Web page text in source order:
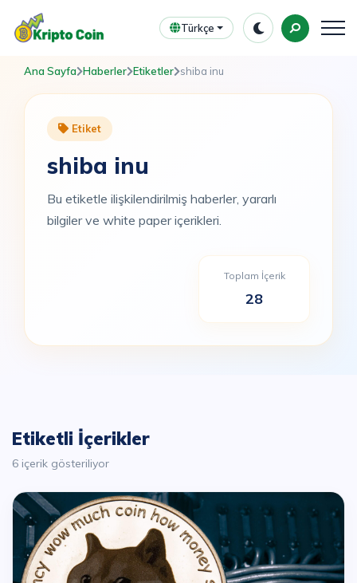
Türkçe
Ana Sayfa Haberler Etiketler shiba inu
Etiket
shiba inu
Bu etiketle ilişkilendirilmiş haberler, yararlı
bilgiler ve white paper içerikleri.
Toplam İçerik
28
Etiketli İçerikler
6 içerik gösteriliyor